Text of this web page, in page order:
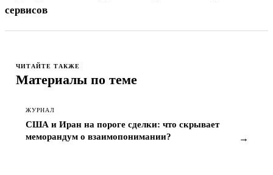
сервисов
ЧИТАЙТЕ ТАКЖЕ
Материалы по теме
ЖУРНАЛ
США и Иран на пороге сделки: что скрывает
меморандум о взаимопонимании?
→